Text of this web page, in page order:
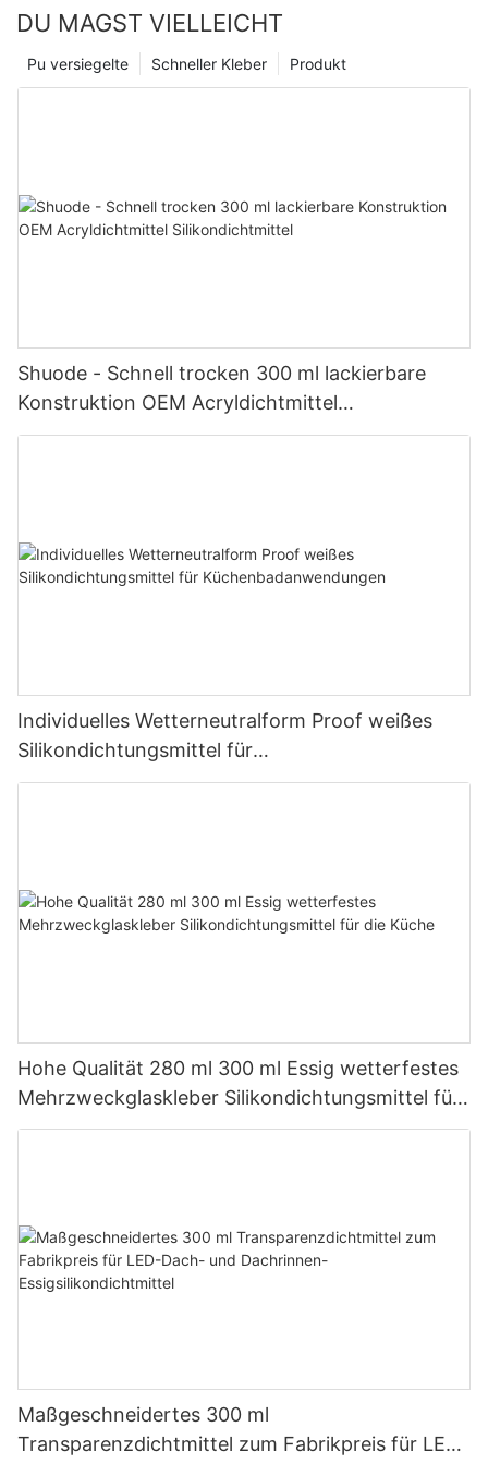
DU MAGST VIELLEICHT
Produkt
Schneller Kleber
Pu versiegelte
Shuode - Schnell trocken 300 ml lackierbare
Konstruktion OEM Acryldichtmittel
Silikondichtmittel
Individuelles Wetterneutralform Proof weißes
Silikondichtungsmittel für
Küchenbadanwendungen
Hohe Qualität 280 ml 300 ml Essig wetterfestes
Mehrzweckglaskleber Silikondichtungsmittel für
die Küche
Maßgeschneidertes 300 ml
Transparenzdichtmittel zum Fabrikpreis für LED-